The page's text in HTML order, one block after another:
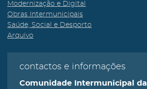
Modernização e Digital
Obras Intermunicipais
Saúde, Social e Desporto
Arquivo
contactos e informações
Comunidade Intermunicipal da